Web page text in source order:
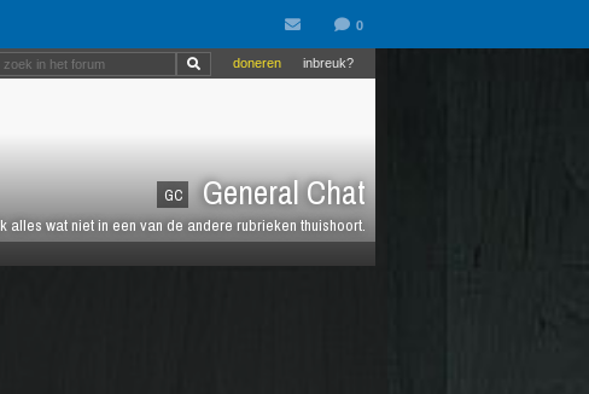
GC General Chat
wat niet in een van de andere rubrieken thuishoort.
inbreuk?
doneren